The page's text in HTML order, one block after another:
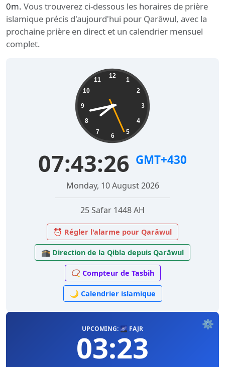
0m. Vous trouverez ci-dessous les horaires de prière
islamique précis d'aujourd'hui pour Qarāwul, avec la
prochaine prière en direct et un calendrier mensuel
complet.
12
1
2
3
4
5
6
7
8
9
10
11
07:43:27 GMT+430
Monday, 10 August 2026
25 Safar 1448 AH
⏰ Régler l'alarme pour Qarāwul
🕋 Direction de la Qibla depuis Qarāwul
📿 Compteur de Tasbih
🌙 Calendrier islamique
⚙️
UPCOMING: 🌌 FAJR
03:23